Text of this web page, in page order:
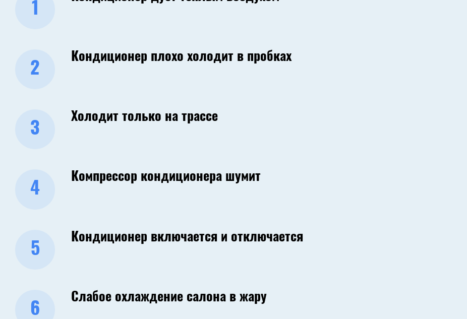
1
2
Кондиционер плохо холодит в пробках
3
Холодит только на трассе
4
Компрессор кондиционера шумит
5
Кондиционер включается и отключается
6
Слабое охлаждение салона в жару